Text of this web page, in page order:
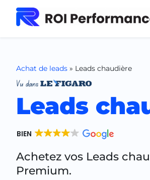
Achat de leads » Leads chaudière
Leads
BIEN
Achetez vos Leads
Premium.